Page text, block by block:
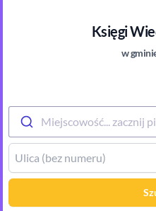
Księgi
w
Miejscowość... zacznij